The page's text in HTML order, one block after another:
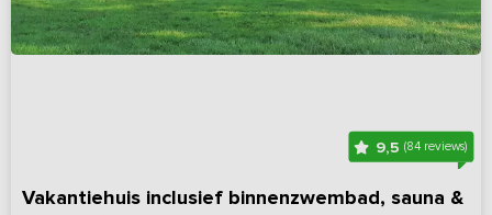
9,5(84 reviews)
Vakantiehuis inclusief binnenzwembad, sauna &